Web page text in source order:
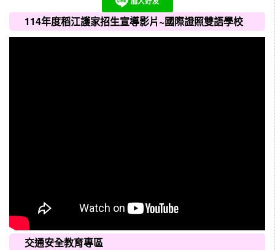
114年度稻江護家招生宣導影片~國際證照雙語學校
交通安全教育專區